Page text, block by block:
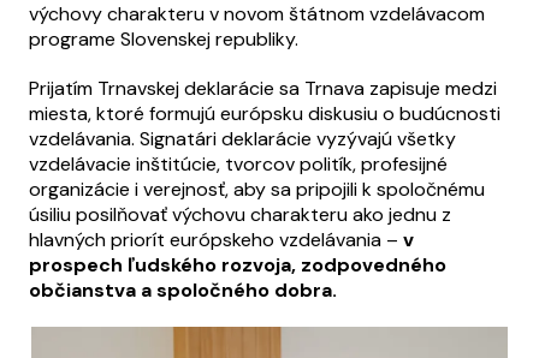
výchovy charakteru v novom štátnom vzdelávacom
programe Slovenskej republiky.
Prijatím Trnavskej deklarácie sa Trnava zapisuje medzi
miesta, ktoré formujú európsku diskusiu o budúcnosti
vzdelávania. Signatári deklarácie vyzývajú všetky
vzdelávacie inštitúcie, tvorcov politík, profesijné
organizácie i verejnosť, aby sa pripojili k spoločnému
úsiliu posilňovať výchovu charakteru ako jednu z
hlavných priorít európskeho vzdelávania – v
prospech ľudského rozvoja, zodpovedného
občianstva a spoločného dobra.